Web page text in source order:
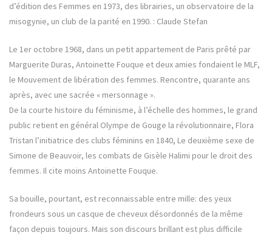
d’édition des Femmes en 1973, des librairies, un observatoire de la
misogynie, un club de la parité en 1990. : Claude Stefan
Le 1er octobre 1968, dans un petit appartement de Paris prêté par
Marguerite Duras, Antoinette Fouque et deux amies fondaient le MLF,
le Mouvement de libération des femmes. Rencontre, quarante ans
après, avec une sacrée « mersonnage ».
De la courte histoire du féminisme, à l’échelle des hommes, le grand
public retient en général Olympe de Gouge la révolutionnaire, Flora
Tristan l’initiatrice des clubs féminins en 1840, Le deuxième sexe de
Simone de Beauvoir, les combats de Gisèle Halimi pour le droit des
femmes. Il cite moins Antoinette Fouque.
Sa bouille, pourtant, est reconnaissable entre mille: des yeux
frondeurs sous un casque de cheveux désordonnés de la même
façon depuis toujours. Mais son discours brillant est plus difficile